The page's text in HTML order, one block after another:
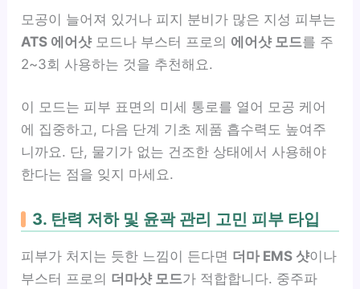
모공이 늘어져 있거나 피지 분비가 많은 지성 피부는
ATS 에어샷모드나 부스터 프로의 에어샷 모드를 주
2~3회 사용하는 것을 추천해요.
이 모드는 피부 표면의 미세 통로를 열어 모공 케어
에 집중하고, 다음 단계 기초 제품 흡수력도 높여주
니까요. 단, 물기가 없는 건조한 상태에서 사용해야
한다는 점을 잊지 마세요.
3. 탄력 저하 및 윤곽 관리 고민 피부 타입
피부가 처지는 듯한 느낌이 든다면 더마 EMS 샷이나
부스터 프로의 더마샷 모드가 적합합니다. 중주파